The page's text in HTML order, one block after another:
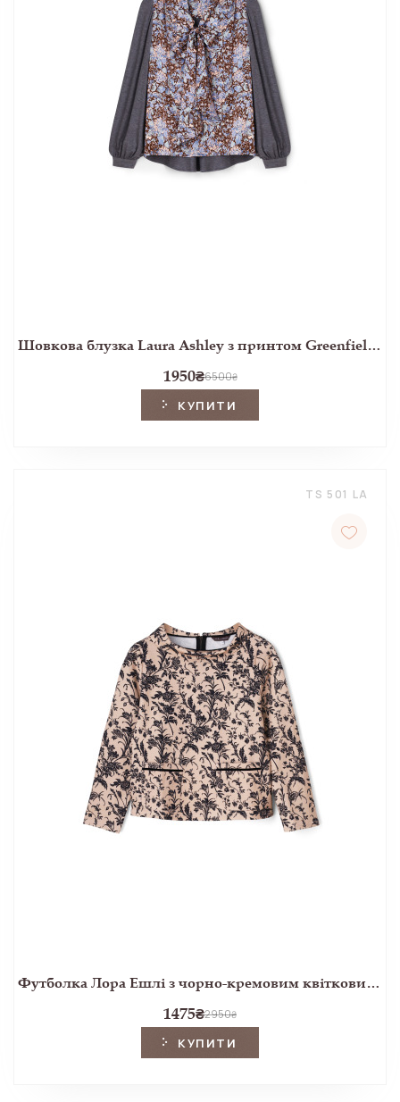
Шовкова блузка Laura Ashley з принтом Greenfield Peony
1950₴6500₴
КУПИТИ
TS 501 LA
Футболка Лора Ешлі з чорно-кремовим квітковим принтом Lloyd
1475₴2950₴
КУПИТИ